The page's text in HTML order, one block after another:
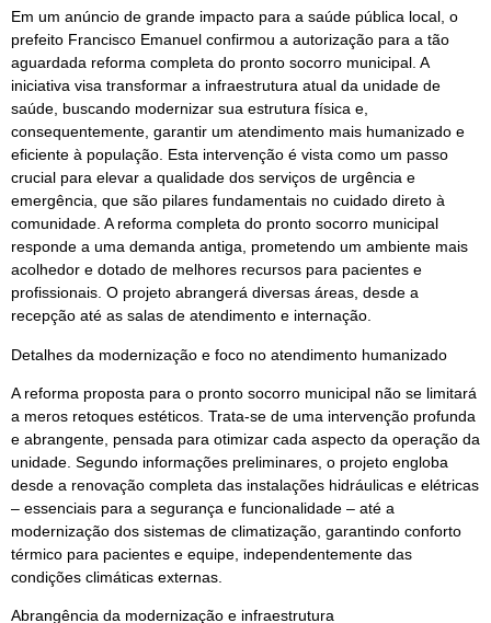
Em um anúncio de grande impacto para a saúde pública local, o
prefeito Francisco Emanuel confirmou a autorização para a tão
aguardada reforma completa do pronto socorro municipal. A
iniciativa visa transformar a infraestrutura atual da unidade de
saúde, buscando modernizar sua estrutura física e,
consequentemente, garantir um atendimento mais humanizado e
eficiente à população. Esta intervenção é vista como um passo
crucial para elevar a qualidade dos serviços de urgência e
emergência, que são pilares fundamentais no cuidado direto à
comunidade. A reforma completa do pronto socorro municipal
responde a uma demanda antiga, prometendo um ambiente mais
acolhedor e dotado de melhores recursos para pacientes e
profissionais. O projeto abrangerá diversas áreas, desde a
recepção até as salas de atendimento e internação.
Detalhes da modernização e foco no atendimento humanizado
A reforma proposta para o pronto socorro municipal não se limitará
a meros retoques estéticos. Trata-se de uma intervenção profunda
e abrangente, pensada para otimizar cada aspecto da operação da
unidade. Segundo informações preliminares, o projeto engloba
desde a renovação completa das instalações hidráulicas e elétricas
– essenciais para a segurança e funcionalidade – até a
modernização dos sistemas de climatização, garantindo conforto
térmico para pacientes e equipe, independentemente das
condições climáticas externas.
Abrangência da modernização e infraestrutura